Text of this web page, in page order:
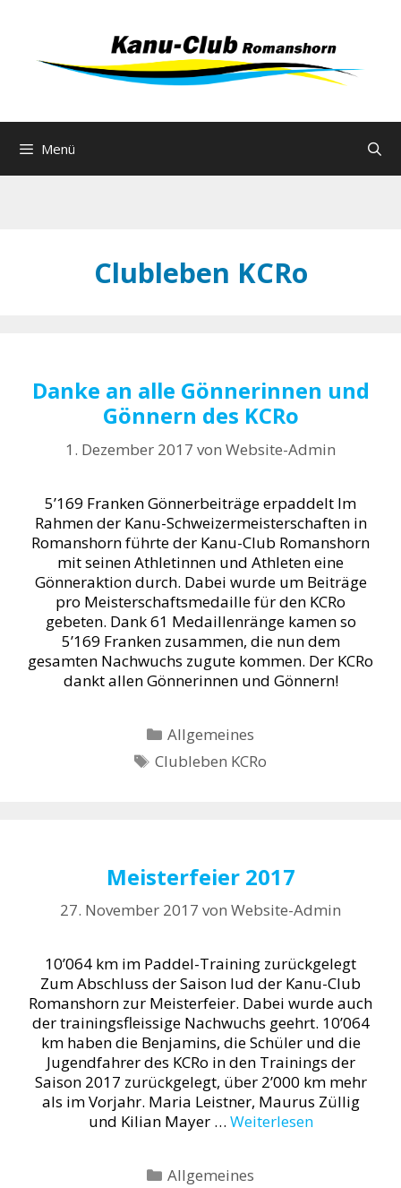
springen
Menü
Clubleben KCRo
Danke an alle Gönnerinnen und
Gönnern des KCRo
1. Dezember 2017 von Website-Admin
5’169 Franken Gönnerbeiträge erpaddelt Im
Rahmen der Kanu-Schweizermeisterschaften in
Romanshorn führte der Kanu-Club Romanshorn
mit seinen Athletinnen und Athleten eine
Gönneraktion durch. Dabei wurde um Beiträge
pro Meisterschaftsmedaille für den KCRo
gebeten. Dank 61 Medaillenränge kamen so
5’169 Franken zusammen, die nun dem
gesamten Nachwuchs zugute kommen. Der KCRo
dankt allen Gönnerinnen und Gönnern!
Kategorien
Allgemeines
Schlagwörter
Clubleben KCRo
Meisterfeier 2017
27. November 2017 von Website-Admin
10’064 km im Paddel-Training zurückgelegt
Zum Abschluss der Saison lud der Kanu-Club
Romanshorn zur Meisterfeier. Dabei wurde auch
der trainingsfleissige Nachwuchs geehrt. 10’064
km haben die Benjamins, die Schüler und die
Jugendfahrer des KCRo in den Trainings der
Saison 2017 zurückgelegt, über 2’000 km mehr
als im Vorjahr. Maria Leistner, Maurus Züllig
und Kilian Mayer … Weiterlesen
Kategorien
Allgemeines